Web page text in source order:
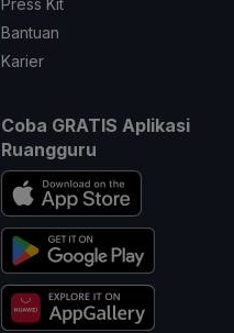
Bantuan
Karier
Coba GRATIS Aplikasi
Ruangguru